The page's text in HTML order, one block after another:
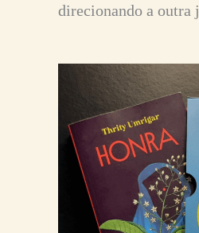
direcionando a outra